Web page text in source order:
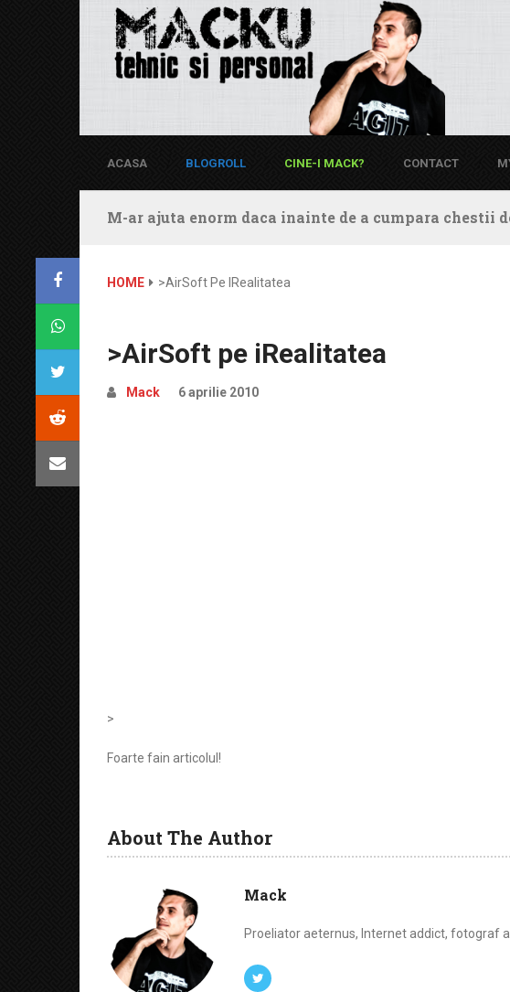
ACASA BLOGROLL CINE-I MACK? CONTACT
M-ar ajuta enorm daca inainte de a cumpara chestii
HOME >AirSoft Pe IRealitatea
>AirSoft pe iRealitatea
Mack 6 aprilie 2010
>
Foarte fain articolul!
About The Author
Mack
Proeliator aeternus, Internet addict, fotograf